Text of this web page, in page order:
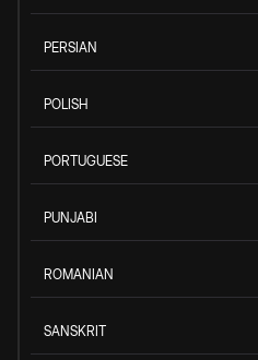
PERSIAN
POLISH
PORTUGUESE
PUNJABI
ROMANIAN
SANSKRIT